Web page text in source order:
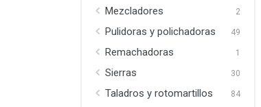
Mezcladores 2
Pulidoras y polichadoras 49
Remachadoras 1
Sierras 30
Taladros y rotomartillos 84